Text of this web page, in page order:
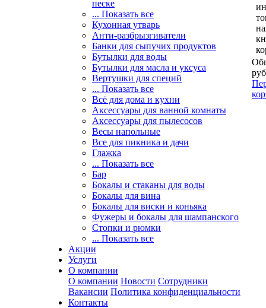
песке
... Показать все
Кухонная утварь
Анти-разбрызгиватели
Банки для сыпучих продуктов
Бутылки для воды
Бутылки для масла и уксуса
Вертушки для специй
... Показать все
Всё для дома и кухни
Аксессуары для ванной комнаты
Аксессуары для пылесосов
Весы напольные
Все для пикника и дачи
Глажка
... Показать все
Бар
Бокалы и стаканы для воды
Бокалы для вина
Бокалы для виски и коньяка
Фужеры и бокалы для шампанского
Стопки и рюмки
... Показать все
Акции
Услуги
О компании
О компании Новости Сотрудники
Вакансии Политика конфиденциальности
Контакты